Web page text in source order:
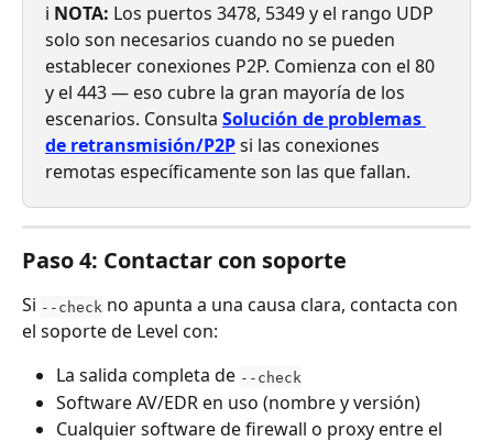
ℹ️ NOTA: Los puertos 3478, 5349 y el rango UDP
solo son necesarios cuando no se pueden
establecer conexiones P2P. Comienza con el 80
y el 443 — eso cubre la gran mayoría de los
escenarios. Consulta Solución de problemas
de retransmisión/P2P si las conexiones
remotas específicamente son las que fallan.
Paso 4: Contactar con soporte
Si --check no apunta a una causa clara, contacta con
el soporte de Level con:
La salida completa de --check
Software AV/EDR en uso (nombre y versión)
Cualquier software de firewall o proxy entre el